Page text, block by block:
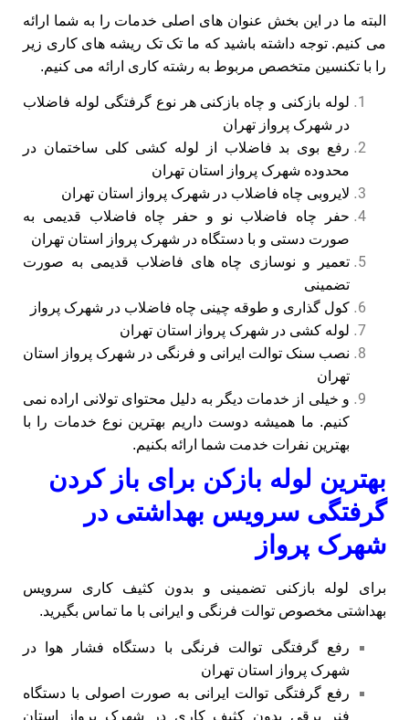
البته ما در این بخش عنوان های اصلی خدمات را به شما ارائه
می کنیم. توجه داشته باشید که ما تک تک ریشه های کاری زیر
را با تکنسین متخصص مربوط به رشته کاری ارائه می کنیم.
لوله بازکنی و چاه بازکنی هر نوع گرفتگی لوله فاضلاب
در شهرک پرواز تهران
رفع بوی بد فاضلاب از لوله کشی کلی ساختمان در
محدوده شهرک پرواز استان تهران
لایروبی چاه فاضلاب در شهرک پرواز استان تهران
حفر چاه فاضلاب نو و حفر چاه فاضلاب قدیمی به
صورت دستی و با دستگاه در شهرک پرواز استان تهران
تعمیر و نوسازی چاه های فاضلاب قدیمی به صورت
تضمینی
کول گذاری و طوقه چینی چاه فاضلاب در شهرک پرواز
لوله کشی در شهرک پرواز استان تهران
نصب سنک توالت ایرانی و فرنگی در شهرک پرواز استان
تهران
و خیلی از خدمات دیگر به دلیل محتوای تولانی اراده نمی
کنیم. ما همیشه دوست داریم بهترین نوع خدمات را با
بهترین نفرات خدمت شما ارائه بکنیم.
بهترین لوله بازکن برای باز کردن
گرفتگی سرویس بهداشتی در
شهرک پرواز
برای لوله بازکنی تضمینی و بدون کثیف کاری سرویس
بهداشتی مخصوص توالت فرنگی و ایرانی با ما تماس بگیرید.
رفع گرفتگی توالت فرنگی با دستگاه فشار هوا در
شهرک پرواز استان تهران
رفع گرفتگی توالت ایرانی به صورت اصولی با دستگاه
فنر برقی بدون کثیف کاری در شهرک پرواز استان